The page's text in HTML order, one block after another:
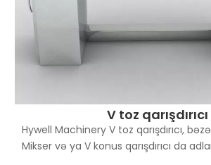
V toz qarışdırıcı
Hywell Machinery V toz qarışdırıcı,
Mikser və ya V konus qarışdırıcı da